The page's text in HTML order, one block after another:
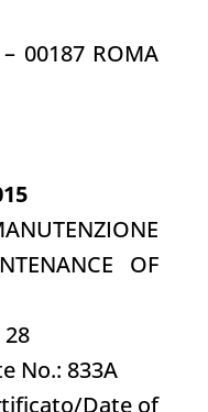
00187 ROMA
OF
No.: 833A
Date of